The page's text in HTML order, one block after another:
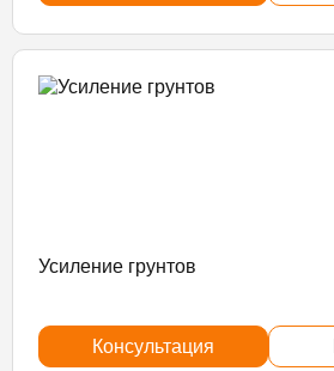
Усиление грунтов
Консультация